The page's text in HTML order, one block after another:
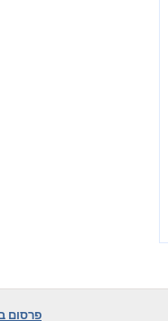
פרסום